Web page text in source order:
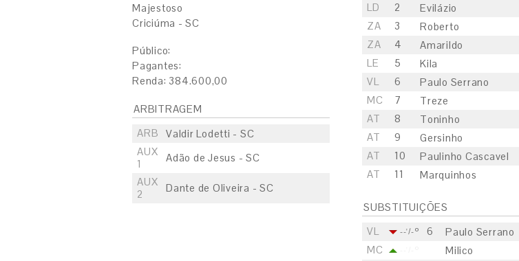
Majestoso
Criciúma - SC
Público:
Pagantes:
Renda: 384.600,00
ARBITRAGEM
ARB
Valdir Lodetti - SC
AUX
1
Adão de Jesus - SC
AUX
2
Dante de Oliveira - SC
LD
2
Evilázio
ZA
3
Roberto
ZA
4
Amarildo
LE
5
Kila
VL
6
Paulo Serrano
MC
7
Treze
AT
8
Toninho
AT
9
Gersinho
AT
10
Paulinho Cascavel
AT
11 Marquinhos
SUBSTITUIÇÕES
VL
--'/-º 6
Paulo Serrano
MC
Milico